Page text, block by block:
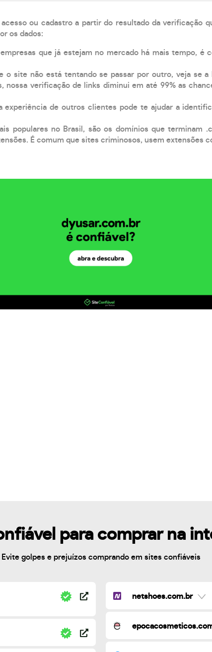
ou cadastro a partir do resultado da verificação
os dados:
que já estejam no mercado há mais tempo, é
o site não está tentando se passar por outro, veja se a
nossa verificação de links diminui em até 99% as
experiência de outros clientes pode te ajudar a
populares no Brasil, são os domínios que terminam
É comum que sites criminosos, usem extensões
para comprar na
Evite golpes e prejuízos comprando em sites confiáveis
netshoes.com.br